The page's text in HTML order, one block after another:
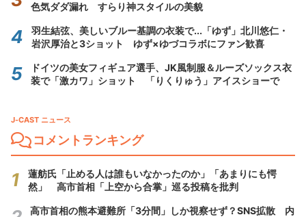
色気ダダ漏れ すらり神スタイルの美貌
羽生結弦、美しいブルー基調の衣装で...「ゆず」北川悠仁・
岩沢厚治と3ショット ゆず×ゆづコラボにファン歓喜
ドイツの美女フィギュア選手、JK風制服＆ルーズソックス衣
装で「激カワ」ショット 「りくりゅう」アイスショーで
J-CAST ニュース
コメントランキング
蓮舫氏「止める人は誰もいなかったのか」「あまりにも愕
然」 高市首相「上空から合掌」巡る投稿を批判
高市首相の熊本避難所「3分間」しか視察せず？SNS拡散 内